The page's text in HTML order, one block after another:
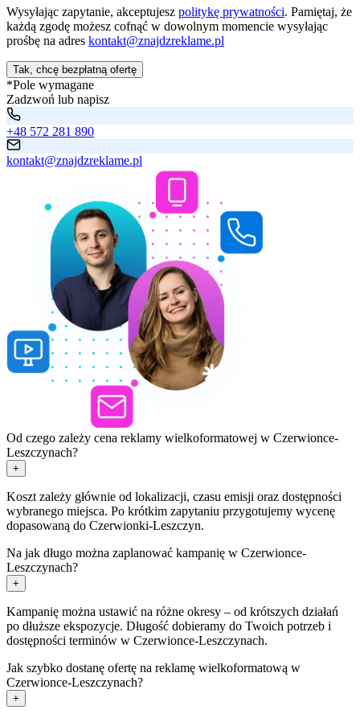
Wysyłając zapytanie, akceptujesz politykę prywatności. Pamiętaj, że
każdą zgodę możesz cofnąć w dowolnym momencie wysyłając
prośbę na adres kontakt@znajdzreklame.pl
Tak, chcę bezpłatną ofertę
*Pole wymagane
Zadzwoń lub napisz
+48 572 281 890
kontakt@znajdzreklame.pl
Od czego zależy cena reklamy wielkoformatowej w Czerwionce-
Leszczynach?
+
Koszt zależy głównie od lokalizacji, czasu emisji oraz dostępności
wybranego miejsca. Po krótkim zapytaniu przygotujemy wycenę
dopasowaną do Czerwionki-Leszczyn.
Na jak długo można zaplanować kampanię w Czerwionce-
Leszczynach?
+
Kampanię można ustawić na różne okresy – od krótszych działań
po dłuższe ekspozycje. Długość dobieramy do Twoich potrzeb i
dostępności terminów w Czerwionce-Leszczynach.
Jak szybko dostanę ofertę na reklamę wielkoformatową w
Czerwionce-Leszczynach?
+